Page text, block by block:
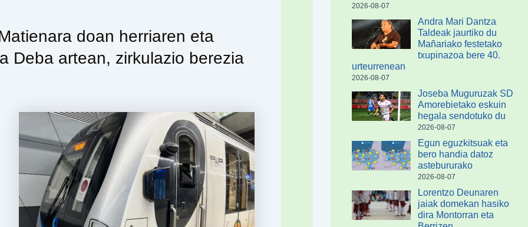
doan herriaren eta
Deba artean, zirkulazio berezia
2026-08-07
Andra Mari Dantza
Taldeak jaurtiko du
Mañariako festetako
txupinazoa bere 40.
urteurrenean
2026-08-07
Joseba Muguruzak SD
Amorebietako eskuin
hegala sendotuko du
2026-08-07
Egun eguzkitsuak eta
bero handia datoz
astebururako
2026-08-07
Lorentzo Deunaren
jaiak domekan hasiko
dira Montorran eta